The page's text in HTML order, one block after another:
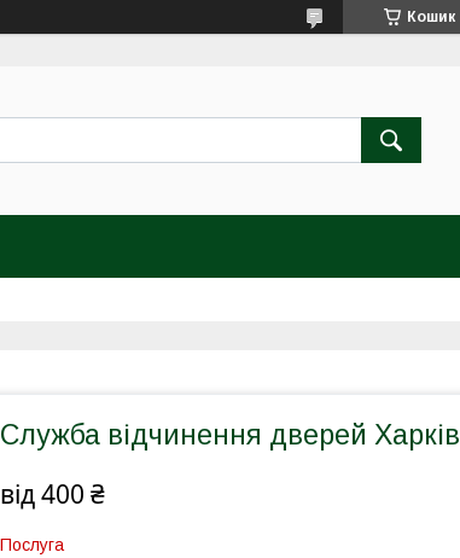
Кошик
Служба відчинення дверей Харків
від400 ₴
Послуга